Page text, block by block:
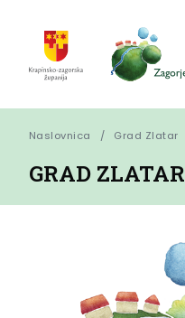
Naslovnica Grad Zlatar
GRAD ZLATAR